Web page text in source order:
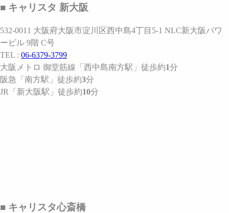
■ キャリスタ 新大阪
532-0011 大阪府大阪市淀川区西中島4丁目5-1 NLC新大阪パワ
ービル 9階 C号
TEL : 06-6379-3799
大阪メトロ 御堂筋線 「西中島南方駅」 徒歩約1分
阪急
「南方駅」 徒歩約3分
JR
「新大阪駅」 徒歩約10分
■ キャリスタ心斎橋